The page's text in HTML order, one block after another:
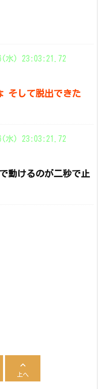
水) 23:03:21.72
そして脱出できた
水) 23:03:21.72
動けるのが二秒で止

上へ